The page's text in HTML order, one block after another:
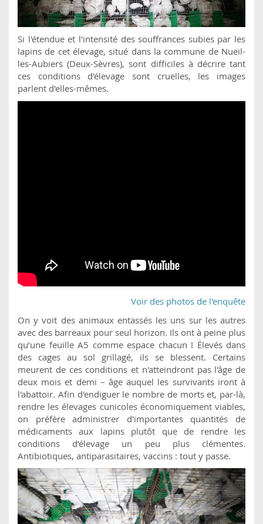
Si l'étendue et l'intensité des souffrances subies par les
lapins de cet élevage, situé dans la commune de Nueil-
les-Aubiers (Deux-Sèvres), sont difficiles à décrire tant
ces conditions d'élevage sont cruelles, les images
parlent d'elles-mêmes.
Voir des photos de l'enquête
On y voit des animaux entassés les uns sur les autres
avec des barreaux pour seul horizon. Ils ont à peine plus
qu’une feuille A5 comme espace chacun ! Élevés dans
des cages au sol grillagé, ils se blessent. Certains
meurent de ces conditions et n'atteindront pas l'âge de
deux mois et demi – âge auquel les survivants iront à
l'abattoir. Afin d'endiguer le nombre de morts et, par-là,
rendre les élevages cunicoles économiquement viables,
on préfère administrer d'importantes quantités de
médicaments aux lapins plutôt que de rendre les
conditions d’élevage un peu plus clémentes.
Antibiotiques, antiparasitaires, vaccins : tout y passe.